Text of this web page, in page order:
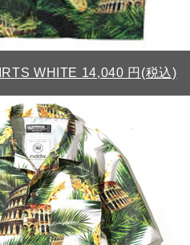
WHITE 14,040 円(税込)